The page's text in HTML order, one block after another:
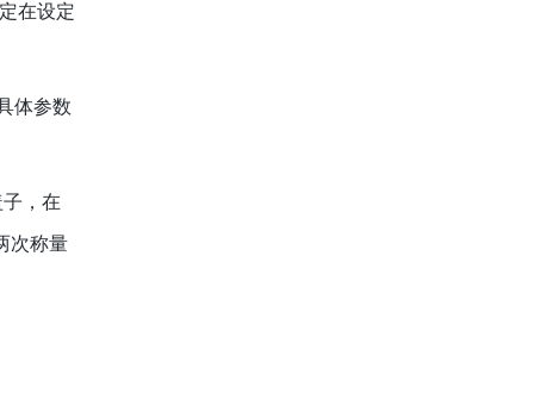
在设定
体参数
，在
次称量